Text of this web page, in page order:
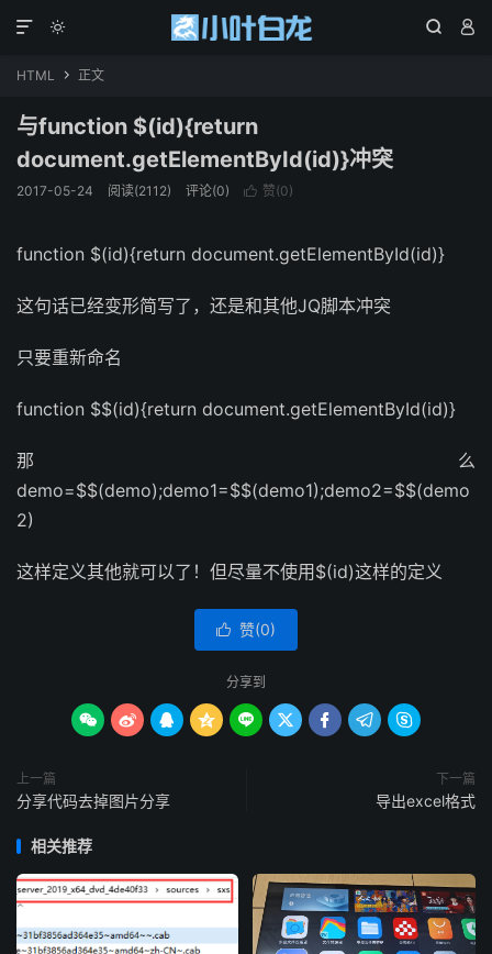
  

HTML  正文
与function $(id){return
document.getElementById(id)}冲突
2017-05-24 阅读(2112) 评论(0)  赞(0)
function $(id){return document.getElementById(id)}
这句话已经变形简写了，还是和其他JQ脚本冲突
只要重新命名
function $$(id){return document.getElementById(id)}
那么
demo=$$(demo);demo1=$$(demo1);demo2=$$(demo
2)
这样定义其他就可以了！但尽量不使用$(id)这样的定义
 赞(0)
分享到
        
上一篇
分享代码去掉图片分享
下一篇
导出excel格式
相关推荐